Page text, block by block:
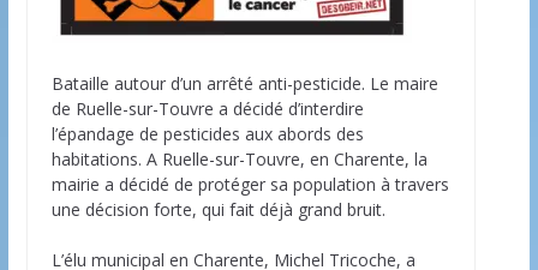
Bataille autour d’un arrêté anti-pesticide. Le maire
de Ruelle-sur-Touvre a décidé d’interdire
l’épandage de pesticides aux abords des
habitations. A Ruelle-sur-Touvre, en Charente, la
mairie a décidé de protéger sa population à travers
une décision forte, qui fait déjà grand bruit.
L’élu municipal en Charente, Michel Tricoche, a